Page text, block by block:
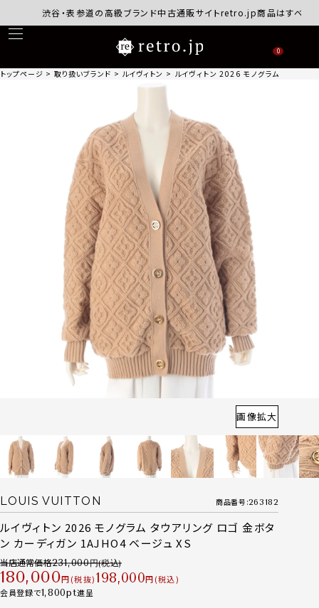
渋谷・表参道の高級ブランド中古通販サイトretro.jp商品はすべて正規品
0
トップページ 取り扱いブランド ルイヴィトン ルイヴィトン 2026 モノグラム タウア
画像拡大
LOUIS VUITTON 商品番号 263182
ルイヴィトン 2026 モノグラム タウアリング ロゴ 金ボタ
ン カーディガン 1AJHO4 ベージュ XS
当店通常価格231,000
180,000 税抜 198,000
税込
会員登録で1,800 進呈